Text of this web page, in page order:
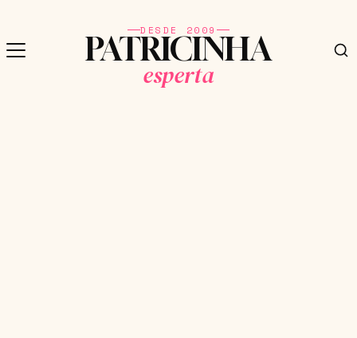
DESDE 2009
PATRICINHA
esperta